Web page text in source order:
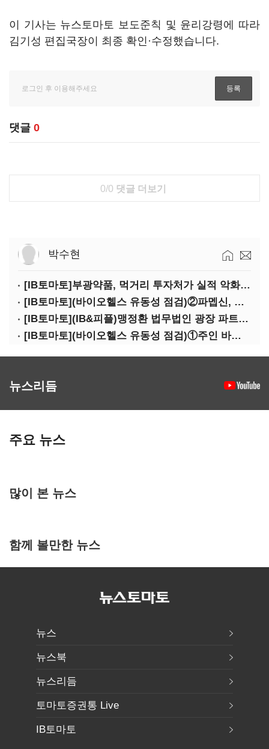
이 기사는 뉴스토마토 보도준칙 및 윤리강령에 따라
김기성 편집국장이 최종 확인·수정했습니다.
댓글 0
0/0 댓글 더보기
박수현
[IB토마토]부광약품, 먹거리 투자처가 실적 악화 '부메랑'?
[IB토마토](바이오헬스 유동성 점검)②파멥신, 자금조달 위기에…임상 완주 '물음표'
[IB토마토](IB&피플)맹정환 법무법인 광장 파트너 변호사
[IB토마토](바이오헬스 유동성 점검)①주인 바뀐 네오펙트…경영정상화 가능할까
뉴스리듬
주요 뉴스
많이 본 뉴스
함께 볼만한 뉴스
뉴스
뉴스북
뉴스리듬
토마토증권통 Live
IB토마토